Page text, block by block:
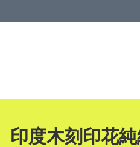
印度木刻印花